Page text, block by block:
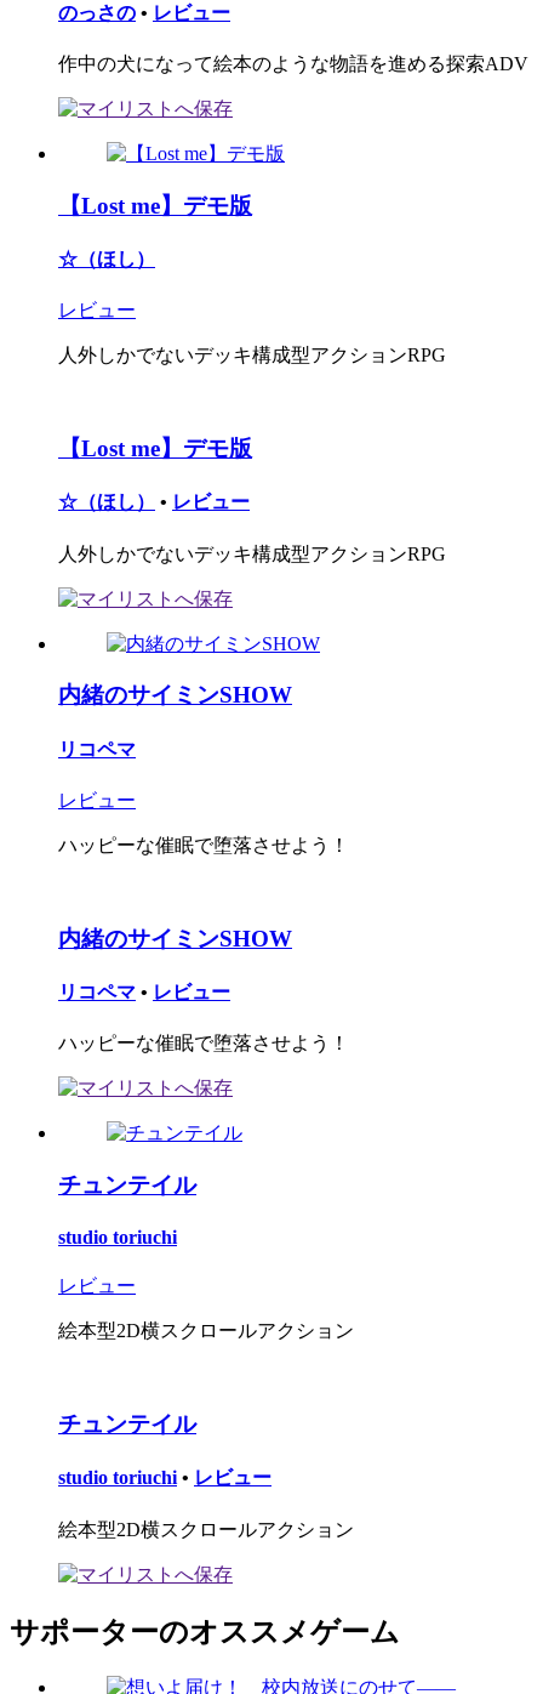
のっさの • レビュー
作中の犬になって絵本のような物語を進める探索ADV
【Lost me】デモ版
☆（ほし）
レビュー
人外しかでないデッキ構成型アクションRPG
【Lost me】デモ版
☆（ほし） • レビュー
人外しかでないデッキ構成型アクションRPG
内緒のサイミンSHOW
リコペマ
レビュー
ハッピーな催眠で堕落させよう！
内緒のサイミンSHOW
リコペマ • レビュー
ハッピーな催眠で堕落させよう！
チュンテイル
studio toriuchi
レビュー
絵本型2D横スクロールアクション
チュンテイル
studio toriuchi • レビュー
絵本型2D横スクロールアクション
サポーターのオススメゲーム